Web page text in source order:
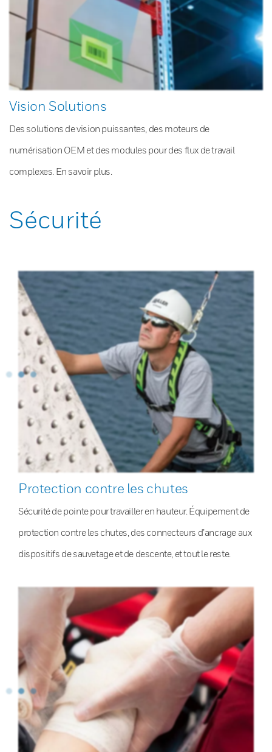
Vision Solutions
Des solutions de vision puissantes, des moteurs de
numérisation OEM et des modules pour des flux de travail
complexes. En savoir plus.
Sécurité
Protection contre les chutes
Sécurité de pointe pour travailler en hauteur. Équipement de
protection contre les chutes, des connecteurs d’ancrage aux
dispositifs de sauvetage et de descente, et tout le reste.